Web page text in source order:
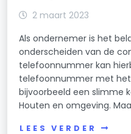
2 maart 2023
Als ondernemer is het
onderscheiden van de
telefoonnummer kan
telefoonnummer met
bijvoorbeeld een slimme
Houten en omgeving.
LEES VERDER